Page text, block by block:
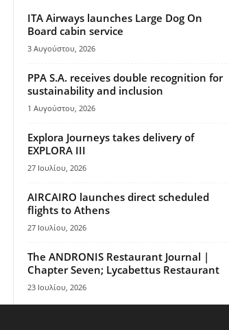
ITA Airways launches Large Dog On
Board cabin service
3 Αυγούστου, 2026
PPA S.A. receives double recognition for
sustainability and inclusion
1 Αυγούστου, 2026
Explora Journeys takes delivery of
EXPLORA III
27 Ιουλίου, 2026
AIRCAIRO launches direct scheduled
flights to Athens
27 Ιουλίου, 2026
The ANDRONIS Restaurant Journal |
Chapter Seven; Lycabettus Restaurant
23 Ιουλίου, 2026